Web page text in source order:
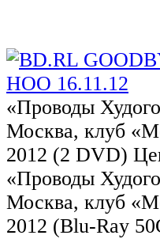
«Проводы
Москва, клуб
2012 (2 DVD)
«Проводы
Москва, клуб
2012 (Blu-Ray